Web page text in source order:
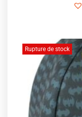
Rupture de stock